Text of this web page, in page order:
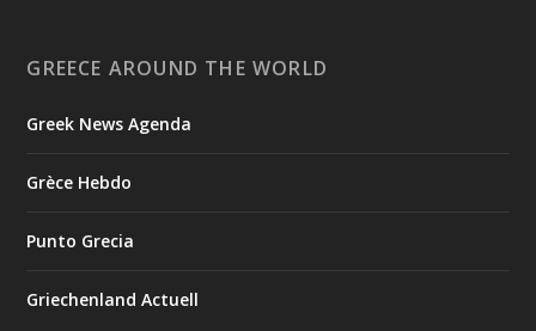
GREECE AROUND THE WORLD
Greek News Agenda
Grèce Hebdo
Punto Grecia
Griechenland Actuell